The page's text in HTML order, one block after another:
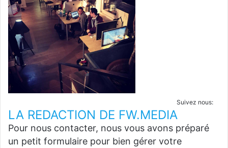
Suivez nous:
LA REDACTION DE FW.MEDIA
Pour nous contacter, nous vous avons préparé
un petit formulaire pour bien gérer votre